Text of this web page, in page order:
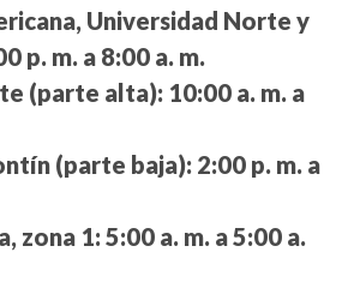
Universidad Norte y
p. m. a 8:00 a. m.
(parte alta): 10:00 a. m. a
(parte baja): 2:00 p. m. a
zona 1: 5:00 a. m. a 5:00 a.